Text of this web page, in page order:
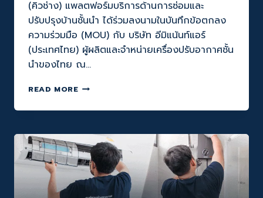
ดี
บ้าน
ดี
ชีวิต
ดี
(คิวช่าง) แพลตฟอร์มบริการด้านการซ่อมและ
ปรับปรุงบ้านชั้นนำ ได้ร่วมลงนามในบันทึกข้อตกลง
ความร่วมมือ (MOU) กับ บริษัท อีมิแน้นท์แอร์
(ประเทศไทย) ผู้ผลิตและจำหน่ายเครื่องปรับอากาศชั้น
นำของไทย ณ…
READ MOREQ-
จับ
EMINENT
AIR
ยก
ระดับ
ทักษะ